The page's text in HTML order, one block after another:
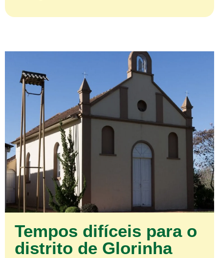
Tempos difíceis para o
distrito de Glorinha